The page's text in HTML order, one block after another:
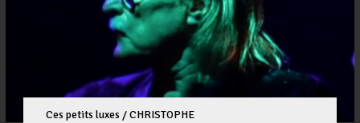
Ces petits luxes / CHRISTOPHE